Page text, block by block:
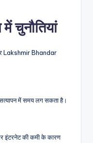
चुनौतियां
और Lakshmir Bhandar
में समय लग सकता है।
इंटरनेट की कमी के कारण